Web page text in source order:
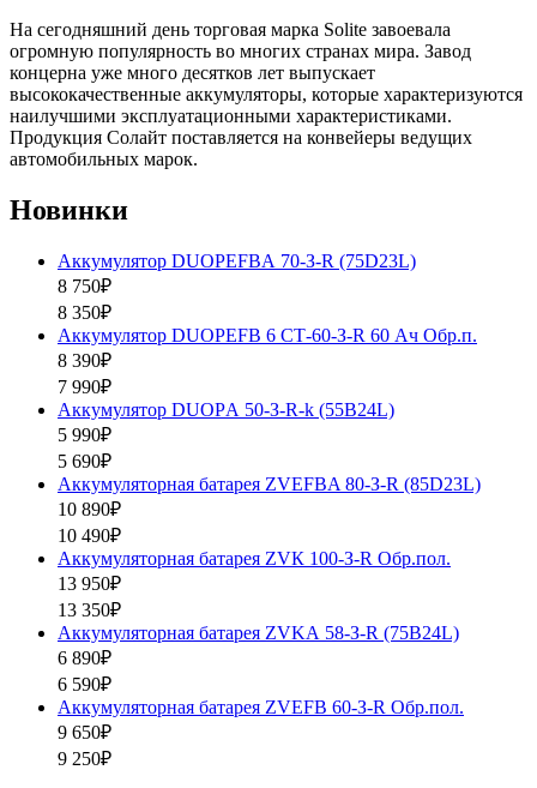
На сегодняшний день торговая марка Solite завоевала
огромную популярность во многих странах мира. Завод
концерна уже много десятков лет выпускает
высококачественные аккумуляторы, которые характеризуются
наилучшими эксплуатационными характеристиками.
Продукция Солайт поставляется на конвейеры ведущих
автомобильных марок.
Новинки
Аккумулятор DUOPEFBА 70-З-R (75D23L)
8 750₽
8 350₽
Аккумулятор DUOPEFB 6 СТ-60-З-R 60 Ач Обр.п.
8 390₽
7 990₽
Аккумулятор DUOPА 50-З-R-k (55B24L)
5 990₽
5 690₽
Аккумуляторная батарея ZVEFBA 80-З-R (85D23L)
10 890₽
10 490₽
Аккумуляторная батарея ZVК 100-З-R Обр.пол.
13 950₽
13 350₽
Аккумуляторная батарея ZVKА 58-З-R (75B24L)
6 890₽
6 590₽
Аккумуляторная батарея ZVEFB 60-З-R Обр.пол.
9 650₽
9 250₽